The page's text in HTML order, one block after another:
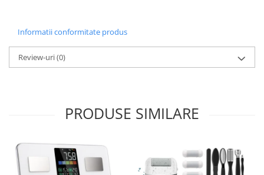
Informatii conformitate produs
Review-uri(0)
PRODUSE SIMILARE